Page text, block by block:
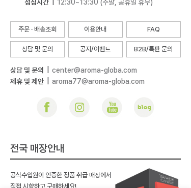
점심시간
12:30~13:30 (주말, 공휴일 휴무)
주문 · 배송조회 이용안내 FAQ
상담 및 문의 공지/이벤트 B2B/특판 문의
상담 및 문의
center@aroma-globa.com
제휴 및 제안
aroma77@aroma-globa.com
전국 매장안내
공식수입원이 인증한 정품 취급 매장에서
직접 시향하고 구매하세요!